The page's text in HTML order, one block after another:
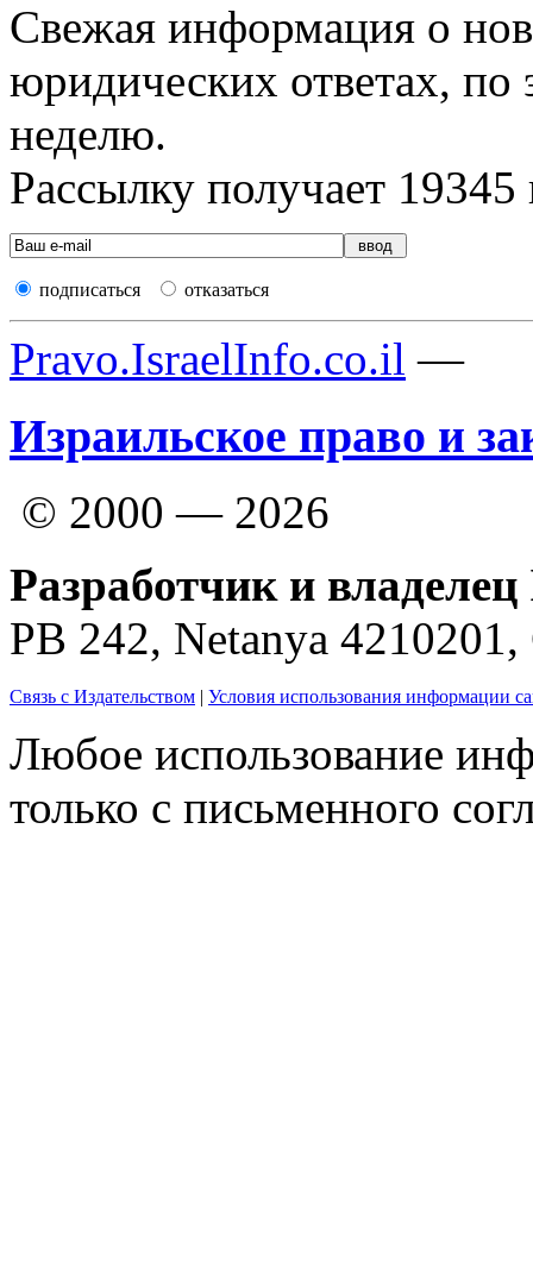
Свежая информация о
юридических ответах, по
неделю.
Рассылку получает 19345
подписаться отказаться
Pravo.IsraelInfo.co.il —
Израильское право и
© 2000 — 2026
Разработчик и
PB 242, Netanya
Связь с Издательством Условия использования информации
Любое использование
только с письменного